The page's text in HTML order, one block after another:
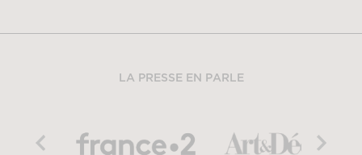
LA PRESSE EN PARLE